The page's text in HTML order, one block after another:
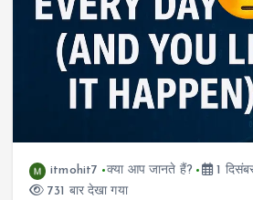
itmohit7 क्या आप जानते हैं?
1
731 बार देखा गया